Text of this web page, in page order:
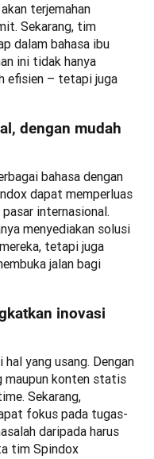
terjemahan
Sekarang, tim
dalam bahasa ibu
ini tidak hanya
efisien – tetapi juga
dengan mudah
bahasa dengan
dapat memperluas
internasional.
menyediakan solusi
tetapi juga
jalan bagi
inovasi
hal yang usang. Dengan
maupun konten statis
Sekarang,
fokus pada tugas-
daripada harus
tim Spindox